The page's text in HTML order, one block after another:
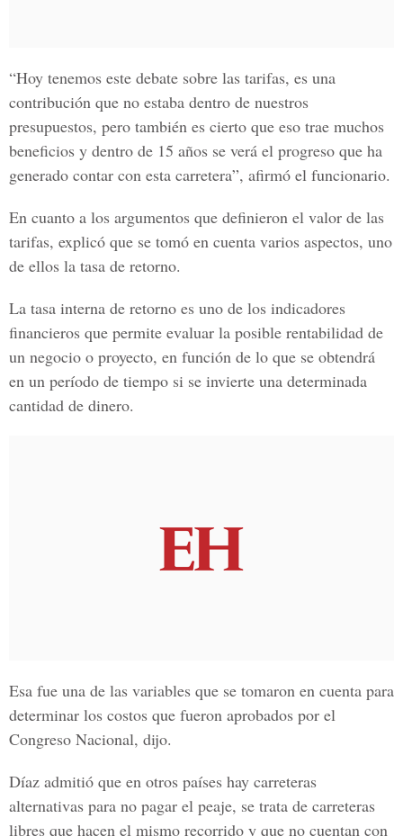
“Hoy tenemos este debate sobre las tarifas, es una
contribución que no estaba dentro de nuestros
presupuestos, pero también es cierto que eso trae muchos
beneficios y dentro de 15 años se verá el progreso que ha
generado contar con esta carretera”, afirmó el funcionario.
En cuanto a los argumentos que definieron el valor de las
tarifas, explicó que se tomó en cuenta varios aspectos, uno
de ellos la tasa de retorno.
La tasa interna de retorno es uno de los indicadores
financieros que permite evaluar la posible rentabilidad de
un negocio o proyecto, en función de lo que se obtendrá
en un período de tiempo si se invierte una determinada
cantidad de dinero.
Esa fue una de las variables que se tomaron en cuenta para
determinar los costos que fueron aprobados por el
Congreso Nacional, dijo.
Díaz admitió que en otros países hay carreteras
alternativas para no pagar el peaje, se trata de carreteras
libres que hacen el mismo recorrido y que no cuentan con